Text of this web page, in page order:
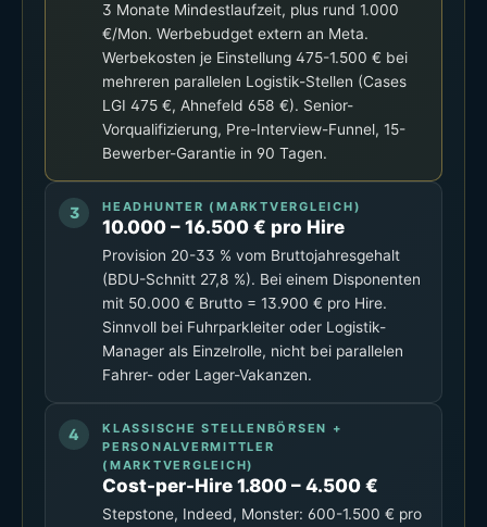
3 Monate Mindestlaufzeit, plus rund 1.000
€/Mon. Werbebudget extern an Meta.
Werbekosten je Einstellung 475-1.500 € bei
mehreren parallelen Logistik-Stellen (Cases
LGI 475 €, Ahnefeld 658 €). Senior-
Vorqualifizierung, Pre-Interview-Funnel, 15-
Bewerber-Garantie in 90 Tagen.
HEADHUNTER (MARKTVERGLEICH)
10.000 – 16.500 € pro Hire
Provision 20-33 % vom Bruttojahresgehalt
(BDU-Schnitt 27,8 %). Bei einem Disponenten
mit 50.000 € Brutto = 13.900 € pro Hire.
Sinnvoll bei Fuhrparkleiter oder Logistik-
Manager als Einzelrolle, nicht bei parallelen
Fahrer- oder Lager-Vakanzen.
KLASSISCHE STELLENBÖRSEN +
PERSONALVERMITTLER
(MARKTVERGLEICH)
Cost-per-Hire 1.800 – 4.500 €
Stepstone, Indeed, Monster: 600-1.500 € pro